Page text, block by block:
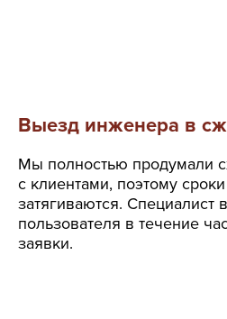
Выезд инженера в
Мы полностью продумали
с клиентами, поэтому
затягиваются. Специалист
пользователя в течение
заявки.